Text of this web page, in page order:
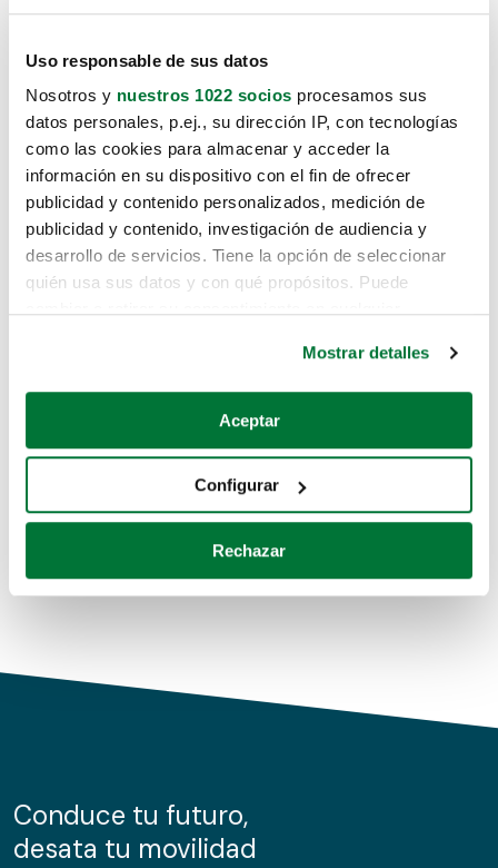
Uso responsable de sus datos
Nosotros y nuestros 1022 socios procesamos sus
datos personales, p.ej., su dirección IP, con tecnologías
como las cookies para almacenar y acceder la
información en su dispositivo con el fin de ofrecer
publicidad y contenido personalizados, medición de
publicidad y contenido, investigación de audiencia y
desarrollo de servicios. Tiene la opción de seleccionar
quién usa sus datos y con qué propósitos. Puede
Si lo permite, también quisiéramos:
Recopilar información sobre su ubicación geográfica
Identificar su dispositivo analizándolo activamente
para buscar características específicas (huellas
Obtenga más información sobre cómo se procesan sus
de cookies.
información sobre el uso que haga del sitio web con
nuestros partners de redes sociales, publicidad y análisis
Mostrar detalles
Aceptar
Configurar
Rechazar
Lo sentimos, no sabemos como
te hemos traido hasta aquí.
Pero puedes encontrar el coche que estás
buscando en alguno de estos enlaces:
Coches de segunda mano
Coches de km0
Conduce tu futuro,
desata tu movilidad